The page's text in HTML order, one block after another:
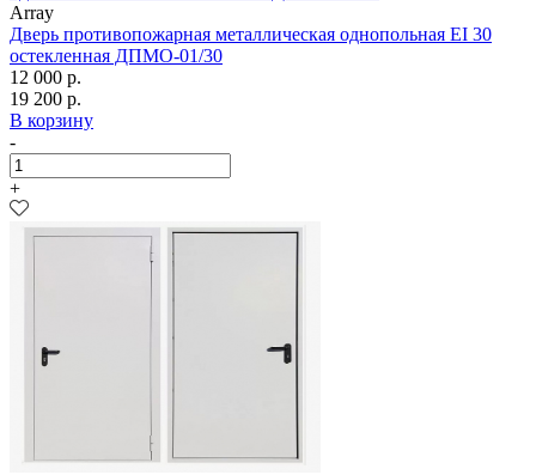
Array
Дверь противопожарная металлическая однопольная EI 30
остекленная ДПМО-01/30
12 000 р.
19 200 р.
В корзину
-
+